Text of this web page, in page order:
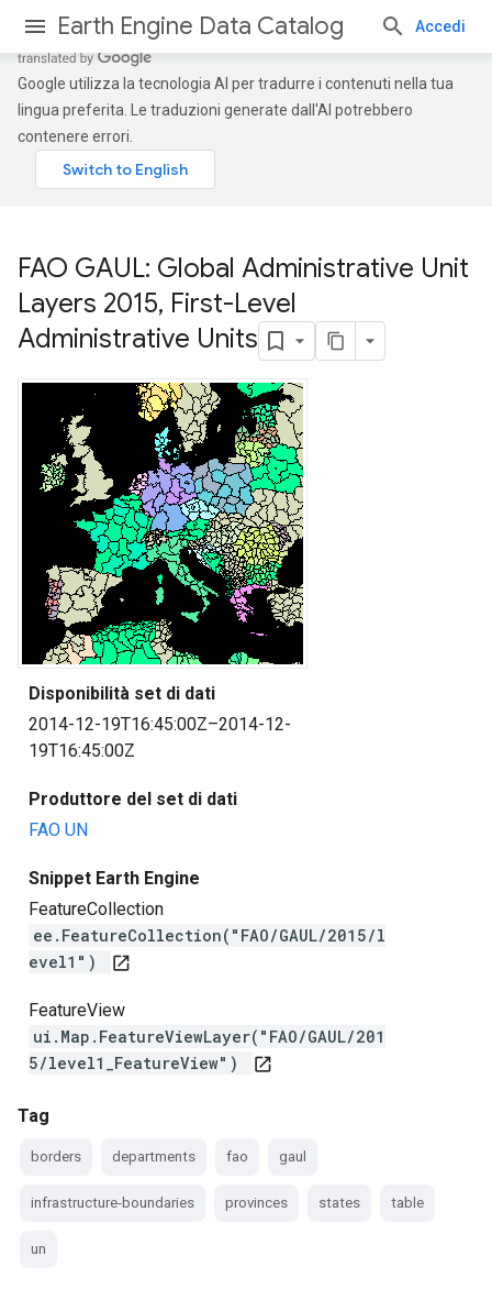
Earth Engine Data Catalog Accedi
Google utilizza la tecnologia AI per tradurre i contenuti nella tua
lingua preferita. Le traduzioni generate dall'AI potrebbero
contenere errori.
FAO GAUL: Global Administrative Unit
Layers 2015, First-Level
Administrative Units
Disponibilità set di dati
2014-12-19T16:45:00Z–2014-12-
19T16:45:00Z
Produttore del set di dati
FAO UN
Snippet Earth Engine
FeatureCollection
ee.FeatureCollection("FAO/GAUL/2015/l
evel1")
open_in_new
FeatureView
ui.Map.FeatureViewLayer("FAO/GAUL/201
5/level1_FeatureView")
open_in_new
Tag
borders departments fao gaul
infrastructure-boundaries provinces states table
un